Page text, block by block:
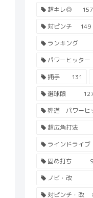
超キレ◎
157
対ピンチ
149
ランキング
パワーヒッター
捕手
131
選球眼
弾道 パワーヒ
超広角打法
ラインドライブ
固め打ち
ノビ・改
対ピンチ・改